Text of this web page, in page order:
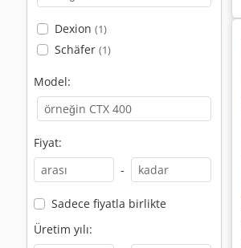
Dexion (1)
Schäfer (1)
Model:
Fiyat:
-
Sadece fiyatla birlikte
Üretim yılı: